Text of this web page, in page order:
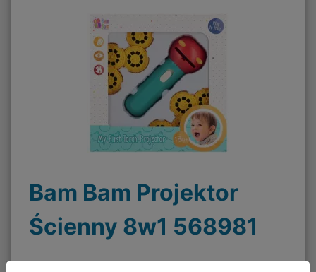
Bam Bam Projektor
Ścienny 8w1 568981